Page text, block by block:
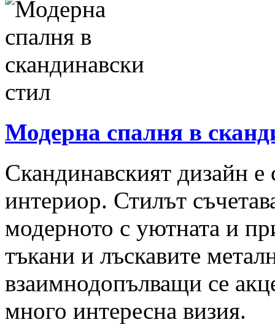
Модерна спалня в
Скандинавският дизайн е
интериор. Стилът
модерното с уютната и
тъкани и лъскавите
взаимнодопълващи се
много интересна визия.